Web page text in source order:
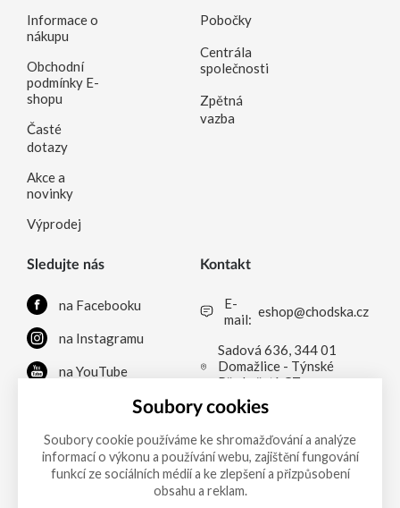
Informace o
nákupu
Obchodní
podmínky E-
shopu
Časté
dotazy
Akce a
novinky
Výprodej
Pobočky
Centrála
společnosti
Zpětná
vazba
Sledujte nás
na Facebooku
na Instagramu
na YouTube
Kontakt
E-
mail: eshop@chodska.cz
Sadová 636, 344 01
Domažlice - Týnské
Předměstí, CZ
Možnosti platby
Soubory cookies
Soubory cookie používáme ke shromažďování a analýze
informací o výkonu a používání webu, zajištění fungování
funkcí ze sociálních médií a ke zlepšení a přizpůsobení
obsahu a reklam.